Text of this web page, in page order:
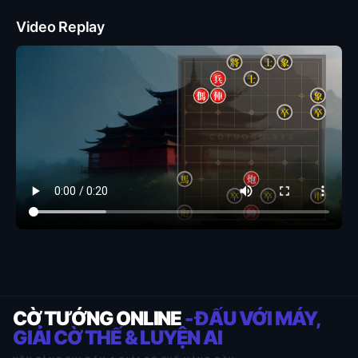
Video Replay
CỜ TƯỚNG ONLINE- ĐẤU VỚI MÁY,
GIẢI CỜ THẾ & LUYỆN AI